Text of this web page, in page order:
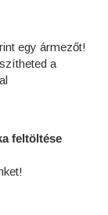
egy ármezőt!
a
feltöltése